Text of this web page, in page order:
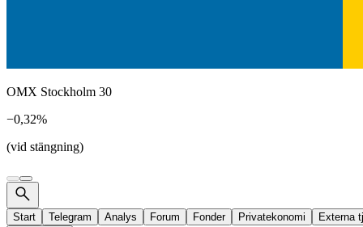
OMX Stockholm 30
−0,32%
(vid stängning)
Start Telegram Analys Forum Fonder Privatekonomi
Externa